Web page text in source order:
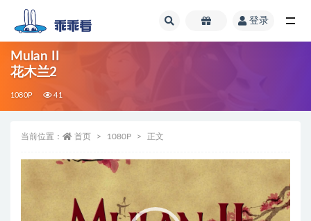
登录
Mulan II
花木兰2
1080P 41
当前位置： 首页 1080P 正文